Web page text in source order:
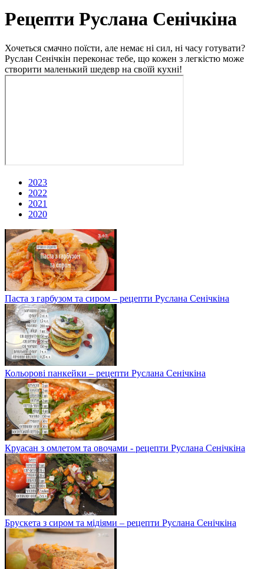
Рецепти Руслана Сенічкіна
Хочеться смачно поїсти, але немає ні сил, ні часу готувати?
Руслан Сенічкін переконає тебе, що кожен з легкістю може
створити маленький шедевр на своїй кухні!
2023
2022
2021
2020
Паста з гарбузом та сиром – рецепти Руслана Сенічкіна
Кольорові панкейки – рецепти Руслана Сенічкіна
Круасан з омлетом та овочами - рецепти Руслана Сенічкіна
Брускета з сиром та мідіями – рецепти Руслана Сенічкіна